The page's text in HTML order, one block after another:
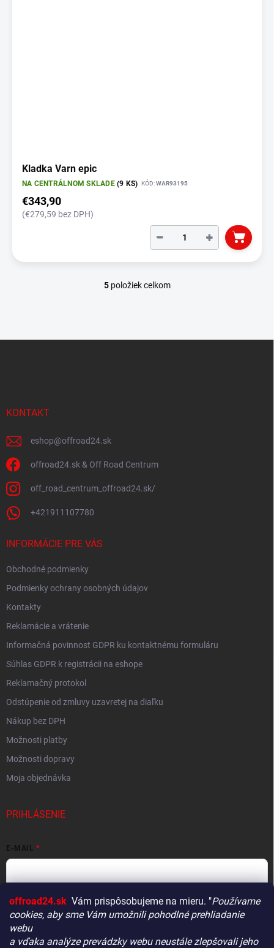
offroad24.sk Vám prispôsobujeme na mieru. "Používame
cookies, aby sme Vám umožnili pohodlné prehliadanie
webu
a vďaka analýze prevádzky webu neustále zlepšovali jeho
Kladka Varn epic
NA CENTRÁLNOM SKLADE(9 KS) KÓD:WAR93195
€343,90
(€279,59 bez DPH)
+
−
O
d
ý
i
5položiek celkom
KONTAKT
eshop@offroad24.sk
offroad24.sk & Off Road Centrum
off_road_centrum_offroad24.sk/
+421911107780
INFORMÁCIE PRE VÁS
Obchodné podmienky
Podmienky ochrany osobných údajov
Kontakty
Reklamácie a vrátenie
Informačná povinnost GDPR ku kontaktnému formuláru
Súhlas GDPR k registrácii na eshope
Reklamačný protokol
Odstúpenie od zmluvy uzavretej na diaľku
Nákup bez DPH
Možnosti platby
Možnosti dopravy
Moja objednávka
PRIHLÁSENIE
E-MAIL
HESLO